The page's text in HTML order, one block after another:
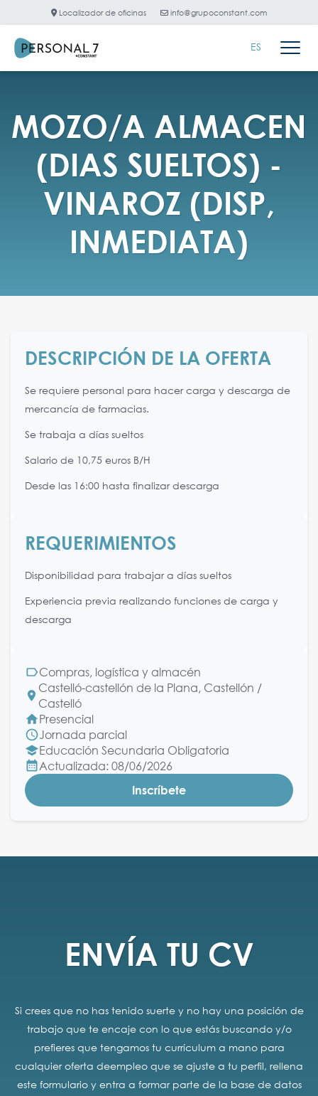
Localizador de oficinas info@grupoconstant.com
ES
MOZO/A ALMACEN
(DIAS SUELTOS) -
VINAROZ (DISP,
INMEDIATA)
DESCRIPCIÓN DE LA OFERTA
Se requiere personal para hacer carga y descarga de
mercancía de farmacias.
Se trabaja a días sueltos
Salario de 10,75 euros B/H
Desde las 16:00 hasta finalizar descarga
REQUERIMIENTOS
Disponibilidad para trabajar a días sueltos
Experiencia previa realizando funciones de carga y
descarga
Compras, logística y almacén
Castelló-castellón de la Plana, Castellón /
Castelló
Presencial
Jornada parcial
Educación Secundaria Obligatoria
Actualizada: 08/06/2026
Inscríbete
ENVÍA TU CV
Si crees que no has tenido suerte y no hay una posición de
trabajo que te encaje con lo que estás buscando y/o
prefieres que tengamos tu currículum a mano para
cualquier oferta deempleo que se ajuste a tu perfil, rellena
este formulario y entra a formar parte de la base de datos